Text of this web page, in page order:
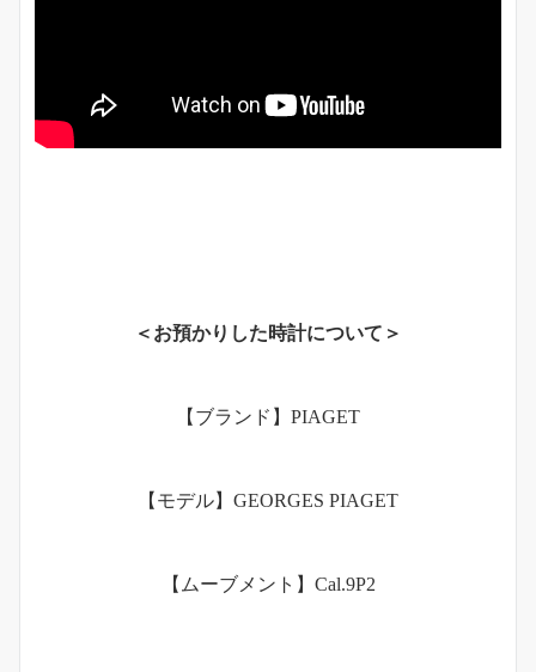
＜お預かりした時計について＞
【ブランド】PIAGET
【モデル】GEORGES PIAGET
【ムーブメント】Cal.9P2